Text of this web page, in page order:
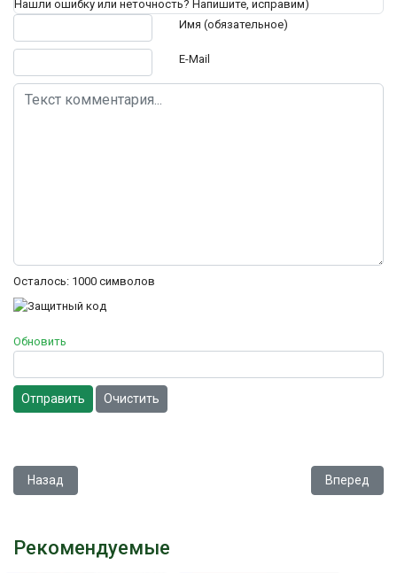
Нашли ошибку или неточность? Напишите, исправим)
Имя (обязательное)
E-Mail
Осталось: 1000 символов
Обновить
Отправить Очистить
Предыдущий: Bugs Bunny in Double Trouble
Назад Следующий:
Вперед
Рекомендуемые